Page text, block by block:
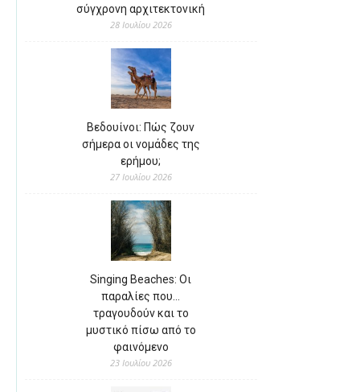
σύγχρονη αρχιτεκτονική
28 Ιουλίου 2026
Βεδουίνοι: Πώς ζουν
σήμερα οι νομάδες της
ερήμου;
27 Ιουλίου 2026
Singing Beaches: Οι
παραλίες που…
τραγουδούν και το
μυστικό πίσω από το
φαινόμενο
23 Ιουλίου 2026